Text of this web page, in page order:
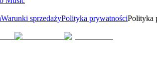
Warunki sprzedażyPolityka prywatnościPolityka